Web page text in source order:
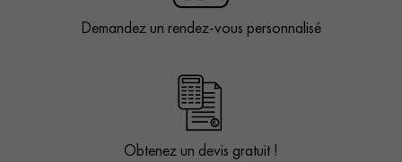
Demandez un rendez-vous personnalisé
Obtenez un devis gratuit !